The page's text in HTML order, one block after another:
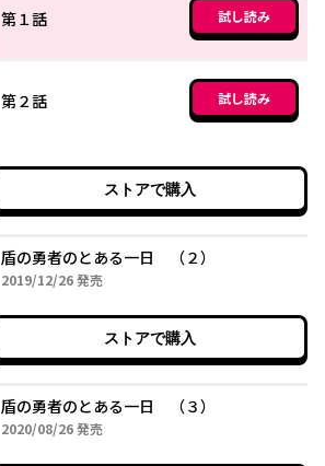
第１話 試し読み
第２話 試し読み
ストアで購入
盾の勇者のとある一日 （２）
2019/12/262019年12月26日
発売
ストアで購入
盾の勇者のとある一日 （３）
2020/08/262020年08月26日
発売